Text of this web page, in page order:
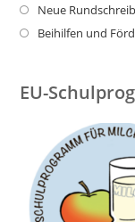
Neue
Beihilfen und
EU-